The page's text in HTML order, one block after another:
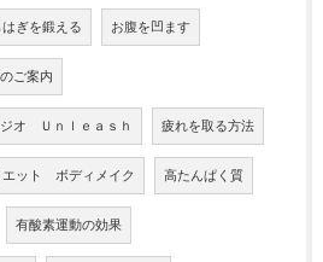
ぎを鍛える お腹を凹ます
ご案内
オ Ｕｎｌｅａｓｈ 疲れを取る方法
エット ボディメイク 高たんぱく質
有酸素運動の効果